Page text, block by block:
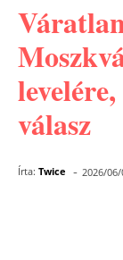
válasz
Írta: Twice - 2026/06/